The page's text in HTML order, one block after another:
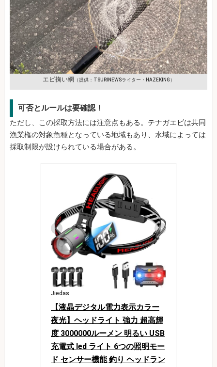
エビ掬い網 （提供：TSURINEWSライター・HAZEKING）
可否とルールは要確認！
ただし、この採取方法には注意点もある。テナガエビは共同
漁業権の対象魚種となっている地域もあり、水域によっては
採取制限が設けられている場合がある。
Jiedas
【液晶デジタル電力表示カラー
夜光】ヘッドライト 強力 超高輝
度 3000000ルーメン 明るい USB
充電式 led ライト 6つの照明モー
ド センサー機能 釣り ヘッドラン